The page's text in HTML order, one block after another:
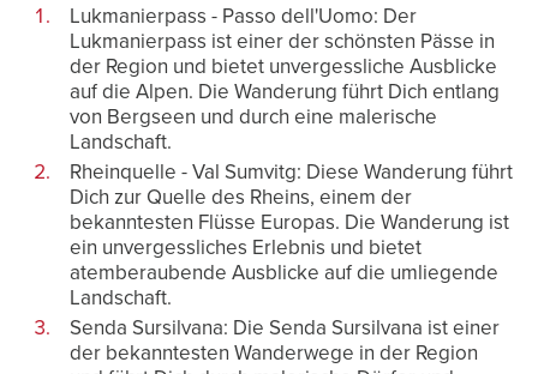
Lukmanierpass - Passo dell'Uomo: Der
Lukmanierpass ist einer der schönsten Pässe in
der Region und bietet unvergessliche Ausblicke
auf die Alpen. Die Wanderung führt Dich entlang
von Bergseen und durch eine malerische
Landschaft.
Rheinquelle - Val Sumvitg: Diese Wanderung führt
Dich zur Quelle des Rheins, einem der
bekanntesten Flüsse Europas. Die Wanderung ist
ein unvergessliches Erlebnis und bietet
atemberaubende Ausblicke auf die umliegende
Landschaft.
Senda Sursilvana: Die Senda Sursilvana ist einer
der bekanntesten Wanderwege in der Region